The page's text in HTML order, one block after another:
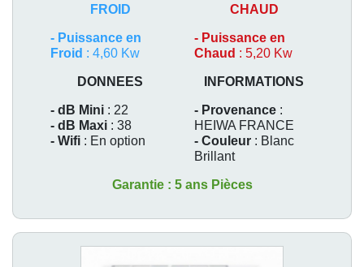
FROID
- Puissance en
Froid : 4,60 Kw
CHAUD
- Puissance en
Chaud : 5,20 Kw
DONNEES
- dB Mini : 22
- dB Maxi : 38
- Wifi : En option
INFORMATIONS
- Provenance :
HEIWA FRANCE
- Couleur : Blanc
Brillant
Garantie : 5 ans Pièces